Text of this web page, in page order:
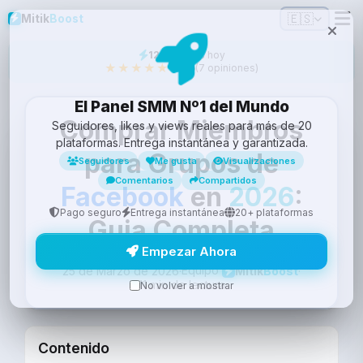
Mitik Boost 🇪🇸
12vendidos hoy
★★★★★4.9/5(7 opiniones)
Comprar Miembros
para Grupos de
Facebooken2026:
Guia Completa
25 de Marzo de 2026·Equipo MitikBoost·
11 min de lectura
Contenido
El Panel SMM Nº1 del Mundo
Seguidores, likes y views reales para más de 20
plataformas. Entrega instantánea y garantizada.
Seguidores Me gusta
Visualizaciones
Comentarios
Compartidos
Pago seguro Entrega instantánea 20+ plataformas
Empezar Ahora
No volver a mostrar